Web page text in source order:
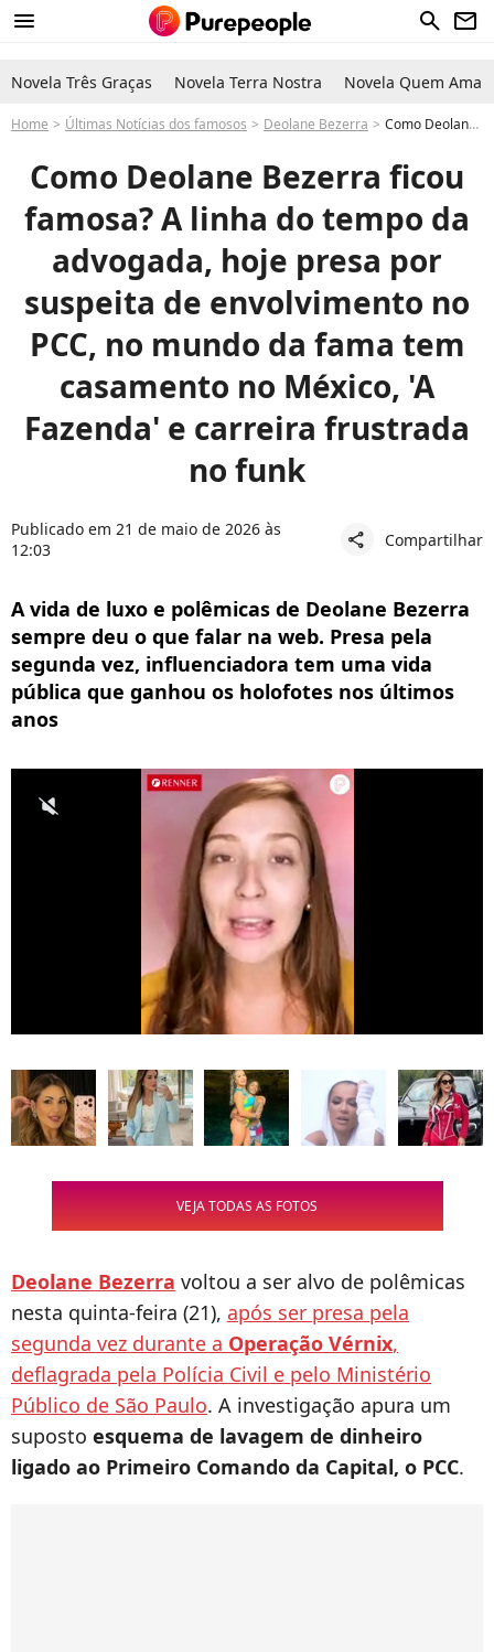
menu search newsletter
Novela Três Graças Novela Terra Nostra Novela Quem Ama
Home Últimas Notícias dos famosos Deolane Bezerra Como Deolane Bezerra ficou famosa? A linha do tempo da advogada, hoje presa, tem casamento no México, 'A Fazenda' e carreira frustrada no funk
Como Deolane Bezerra ficou
famosa? A linha do tempo da
advogada, hoje presa por
suspeita de envolvimento no
PCC, no mundo da fama tem
casamento no México, 'A
Fazenda' e carreira frustrada
no funk
Publicado em 21 de maio de 2026 às
12:03
share Compartilhar
A vida de luxo e polêmicas de Deolane Bezerra
sempre deu o que falar na web. Presa pela
segunda vez, influenciadora tem uma vida
pública que ganhou os holofotes nos últimos
anos
VEJA TODAS AS FOTOS
Deolane Bezerra voltou a ser alvo de polêmicas
nesta quinta-feira (21), após ser presa pela
segunda vez durante a Operação Vérnix,
deflagrada pela Polícia Civil e pelo Ministério
Público de São Paulo. A investigação apura um
suposto esquema de lavagem de dinheiro
ligado ao Primeiro Comando da Capital, o PCC.